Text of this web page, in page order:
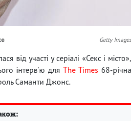
Getty Images
від участі у серіалі «Секс і місто»,
інтерв'ю для The Times 68-
Саманти Джонс.